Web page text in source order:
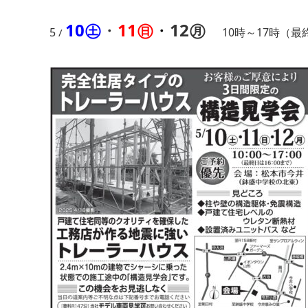
5 / 10㊏ ・ 11㊐ ・ 12㊊ 10時～17時（最